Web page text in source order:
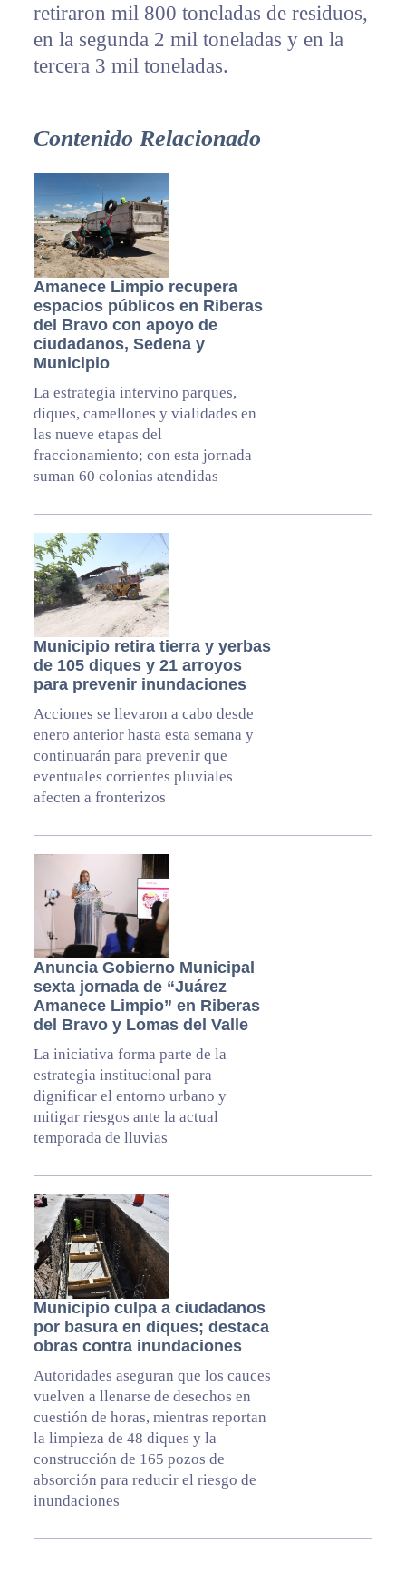
retiraron mil 800 toneladas de residuos,
en la segunda 2 mil toneladas y en la
tercera 3 mil toneladas.
Contenido Relacionado
Amanece Limpio recupera
espacios públicos en Riberas
del Bravo con apoyo de
ciudadanos, Sedena y
Municipio
La estrategia intervino parques,
diques, camellones y vialidades en
las nueve etapas del
fraccionamiento; con esta jornada
suman 60 colonias atendidas
Municipio retira tierra y yerbas
de 105 diques y 21 arroyos
para prevenir inundaciones
Acciones se llevaron a cabo desde
enero anterior hasta esta semana y
continuarán para prevenir que
eventuales corrientes pluviales
afecten a fronterizos
Anuncia Gobierno Municipal
sexta jornada de “Juárez
Amanece Limpio” en Riberas
del Bravo y Lomas del Valle
La iniciativa forma parte de la
estrategia institucional para
dignificar el entorno urbano y
mitigar riesgos ante la actual
temporada de lluvias
Municipio culpa a ciudadanos
por basura en diques; destaca
obras contra inundaciones
Autoridades aseguran que los cauces
vuelven a llenarse de desechos en
cuestión de horas, mientras reportan
la limpieza de 48 diques y la
construcción de 165 pozos de
absorción para reducir el riesgo de
inundaciones